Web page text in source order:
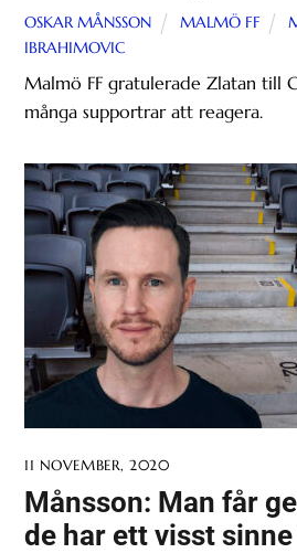
OSKAR MÅNSSON MALMÖ FF
IBRAHIMOVIC
Malmö FF gratulerade Zlatan till
många supportrar att reagera.
11 NOVEMBER, 2020
Månsson: Man får
de har ett visst